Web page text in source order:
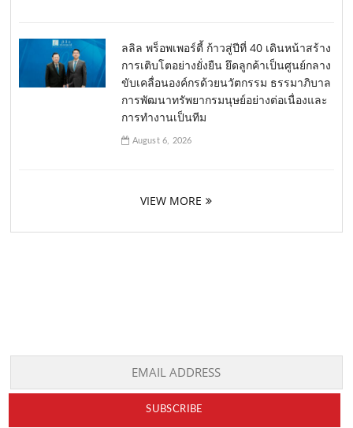
ลลิล พร็อพเพอร์ตี้ ก้าวสู่ปีที่ 40 เดินหน้าสร้าง
การเติบโตอย่างยั่งยืน ยึดลูกค้าเป็นศูนย์กลาง
ขับเคลื่อนองค์กรด้วยนวัตกรรม ธรรมาภิบาล
การพัฒนาทรัพยากรมนุษย์อย่างต่อเนื่องและ
การทำงานเป็นทีม
August 6, 2026
VIEW MORE